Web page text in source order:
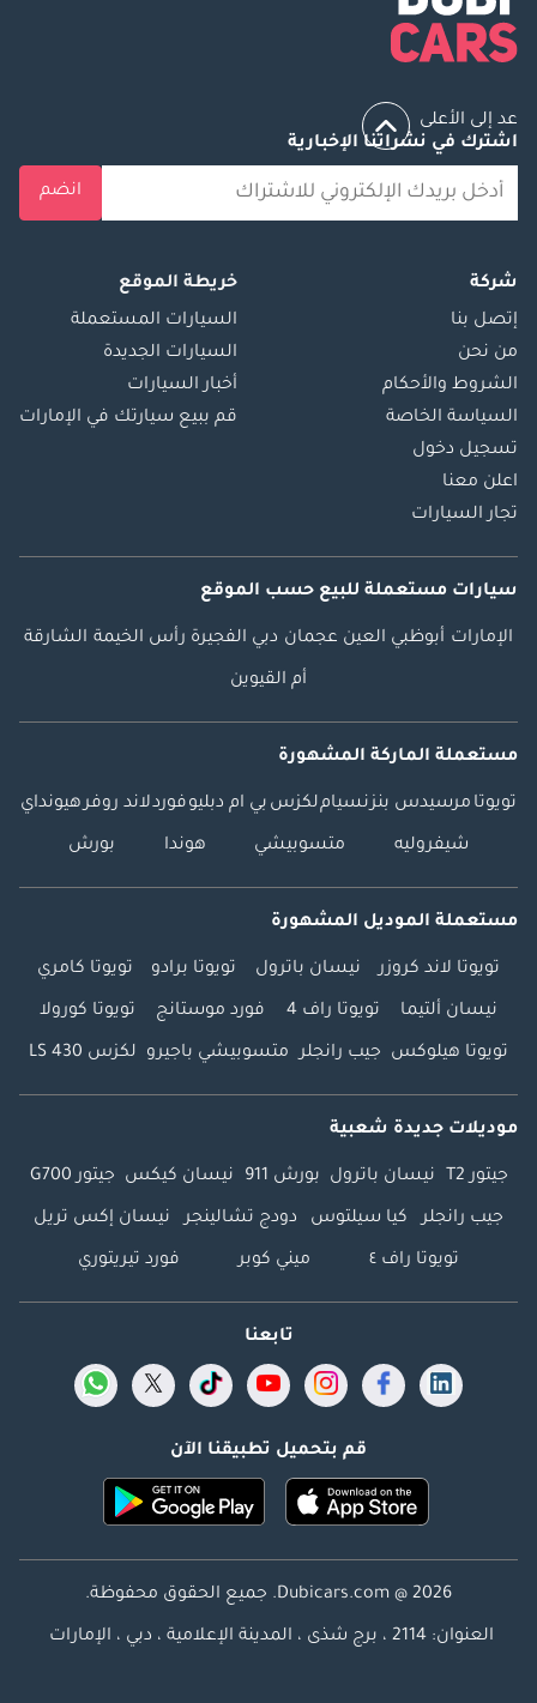
عد إلى الأعلى
اشترك في نشراتنا الإخبارية
انضم
شركة
إتصل بنا
من نحن
الشروط والأحكام
السياسة الخاصة
تسجيل دخول
اعلن معنا
تجار السيارات
خريطة الموقع
السيارات المستعملة
السيارات الجديدة
أخبار السيارات
قم ببيع سيارتك في الإمارات
سيارات مستعملة للبيع حسب الموقع
الإمارات أبوظبي العين عجمان دبي الفجيرة رأس الخيمة الشارقة
أم القيوين
مستعملة الماركة المشهورة
تويوتا مرسيدس بنزنسياملكزس بي ام دبليوفوردلاند روفرهيونداي
شيفروليه متسوبيشي هوندا بورش
مستعملة الموديل المشهورة
تويوتا لاند كروزر نيسان باترول تويوتا برادو تويوتا كامري
نيسان ألتيما تويوتا راف 4 فورد موستانج تويوتا كورولا
تويوتا هيلوكس جيب رانجلر متسوبيشي باجيرو لكزس LS 430
موديلات جديدة شعبية
جيتور T2 نيسان باترول بورش 911 نيسان كيكس جيتور G700
جيب رانجلر كيا سيلتوس دودج تشالينجر نيسان إكس تريل
تويوتا راف ٤ ميني كوبر فورد تيريتوري
تابعنا
قم بتحميل تطبيقنا الآن
Dubicars.com @ 2026. جميع الحقوق محفوظة.
العنوان: 2114 ، برج شذى ، المدينة الإعلامية ، دبي ، الإمارات